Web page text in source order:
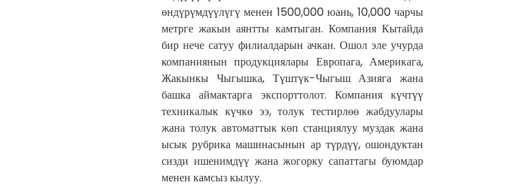
өндүрүмдүүлүгү менен 1500,000 юань, 10,000 чарчы
метрге жакын аянтты камтыган. Компания Кытайда
бир нече сатуу филиалдарын ачкан. Ошол эле учурда
компаниянын продукциялары Европага, Америкага,
Жакынкы Чыгышка, Түштүк-Чыгыш Азияга жана
башка аймактарга экспорттолот. Компания күчтүү
техникалык күчкө ээ, толук тестирлөө жабдуулары
жана толук автоматтык көп станциялуу муздак жана
ысык рубрика машинасынын ар түрдүү, ошондуктан
сизди ишенимдүү жана жогорку сапаттагы буюмдар
менен камсыз кылуу.